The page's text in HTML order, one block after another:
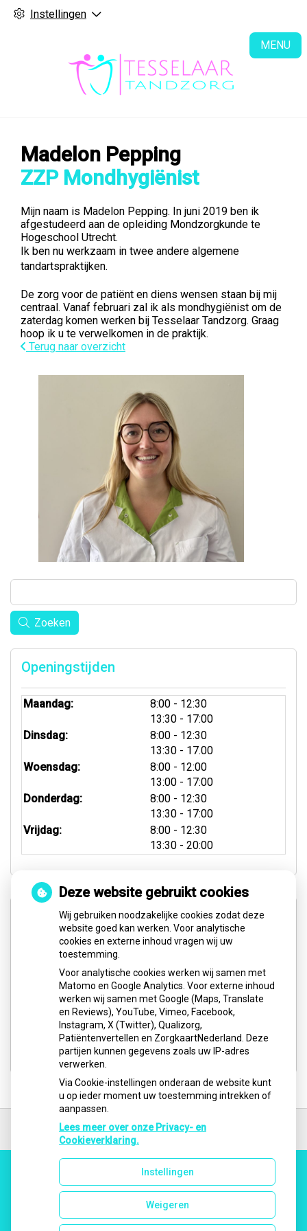
Instellingen
MENU
Madelon Pepping
ZZP Mondhygiënist
Mijn naam is Madelon Pepping. In juni 2019 ben ik
afgestudeerd aan de opleiding Mondzorgkunde te
Hogeschool Utrecht.
Ik ben nu werkzaam in twee andere algemene
tandartspraktijken.
De zorg voor de patiënt en diens wensen staan bij mij
centraal. Vanaf februari zal ik als mondhygiënist om de
zaterdag komen werken bij Tesselaar Tandzorg. Graag
hoop ik u te verwelkomen in de praktijk.
Terug naar overzicht
Zoeken
Openingstijden
Maandag: 8:00 tot
- 12:30
13:30 tot
- 17:00
Dinsdag:
8:00 tot
- 12:30
13:30 tot
- 17.00
Woensdag:
8:00 tot
- 12:00
13:00 tot
- 17:00
Donderdag:
8:00 tot
- 12:30
13:30 tot
- 17:00
Vrijdag:
8:00 tot
- 12:30
13:30 tot
- 20:00
Spoed- & Weekenddienst
Buiten onze reguliere openingstijden, op feestdagen
en in het weekend (zaterdag en zondag) kunt u voor
pijnklachten en/of spoedgevallen het volgende
nummer bellen:
0900-8602
Website:Tandarts Spoedpraktijk
de
Uw Zorg Online|Beheer
Deze website gebruikt cookies
Wij gebruiken noodzakelijke cookies zodat deze
website goed kan werken. Voor analytische
cookies en externe inhoud vragen wij uw
toestemming.
Voor analytische cookies werken wij samen met
Matomo en Google Analytics. Voor externe inhoud
werken wij samen met Google (Maps, Translate
en Reviews), YouTube, Vimeo, Facebook,
Instagram, X (Twitter), Qualizorg,
Patiëntenvertellen en ZorgkaartNederland. Deze
partijen kunnen gegevens zoals uw IP-adres
verwerken.
Via Cookie-instellingen onderaan de website kunt
u op ieder moment uw toestemming intrekken of
aanpassen.
Lees meer over onze Privacy- en
Cookieverklaring.
Instellingen
Weigeren